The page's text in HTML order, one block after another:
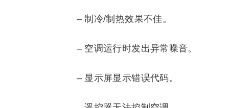
– 制冷/制热效果不佳。
– 空调运行时发出异常噪音。
– 显示屏显示错误代码。